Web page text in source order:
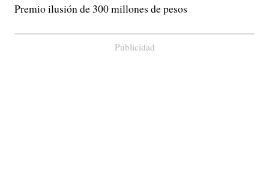
Premio ilusión de 300 millones de pesos
Publicidad